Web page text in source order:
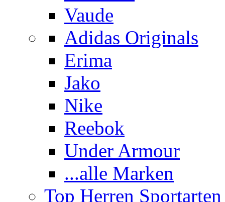
Vaude
Adidas Originals
Erima
Jako
Nike
Reebok
Under Armour
...alle Marken
Top Herren Sportarten